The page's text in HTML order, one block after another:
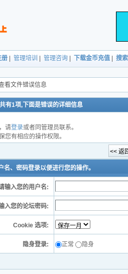
册 管理培训 管理咨询 下载金币充值 搜索
看文件错误信息
有1项,下面是错误的详细信息
请登录或者同管理员联系。
您有相应的操作权限。
、密码登录以便进行您的操作。
输入您的用户名:
入您的论坛密码:
Cookie 选项:
隐身登录: 正常 隐身